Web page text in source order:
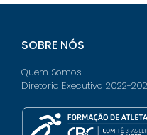
SOBRE NÓS
Quem Somos
Diretoria Executiva 2022-